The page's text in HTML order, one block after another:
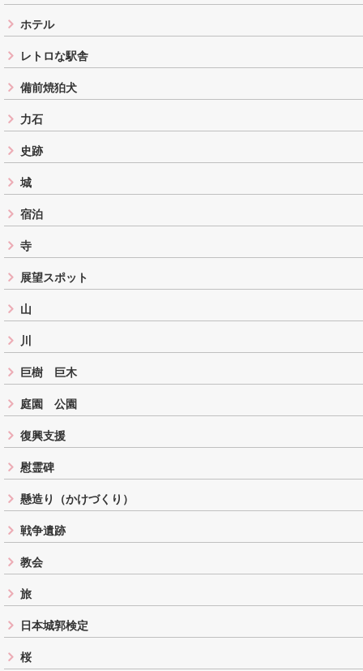
ホテル
レトロな駅舎
備前焼狛犬
力石
史跡
城
宿泊
寺
展望スポット
山
川
巨樹 巨木
庭園 公園
復興支援
慰霊碑
懸造り（かけづくり）
戦争遺跡
教会
旅
日本城郭検定
桜